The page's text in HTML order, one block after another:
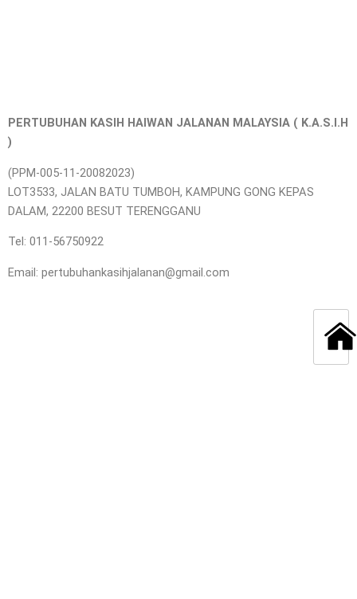
PERTUBUHAN KASIH HAIWAN JALANAN MALAYSIA ( K.A.S.I.H
)
(PPM-005-11-20082023)
LOT3533, JALAN BATU TUMBOH, KAMPUNG GONG KEPAS
DALAM, 22200 BESUT TERENGGANU
Tel: 011-56750922
Email: pertubuhankasihjalanan@gmail.com